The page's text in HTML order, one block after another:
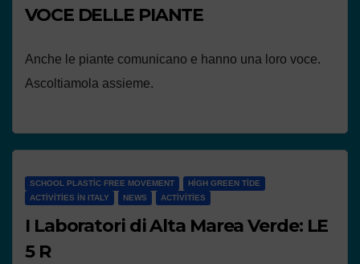
VOCE DELLE PIANTE
Anche le piante comunicano e hanno una loro voce.
Ascoltiamola assieme.
SCHOOL PLASTIC FREE MOVEMENT
HIGH GREEN TIDE
ACTIVITIES IN ITALY
NEWS ACTIVITIES
I Laboratori di Alta Marea Verde: LE
5 R